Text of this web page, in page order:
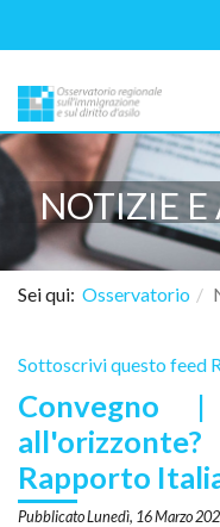
NOTIZIE
Sei qui: Osservatorio
Sottoscrivi questo feed
Convegno
Rapporto
Lunedì, 16 Marzo